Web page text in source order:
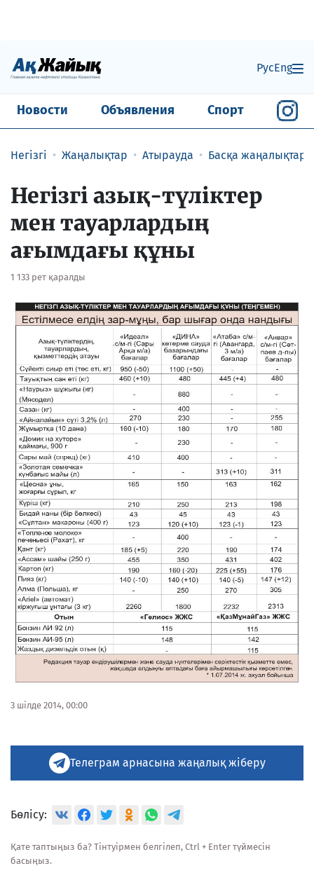
РусEng
Новости Объявления Спорт
Негізгі Жаңалықтар Атырауда Басқа жаңалықтар
Негізгі азық-түліктер
мен тауарлардың
ағымдағы құны
1 133 рет қаралды
3 шілде 2014, 00:00
Телеграм арнасына жаңалық жіберу
Бөлісу:
Қате таптыңыз ба? Тінтуірмен белгілеп, Ctrl + Enter түймесін
басыңыз.